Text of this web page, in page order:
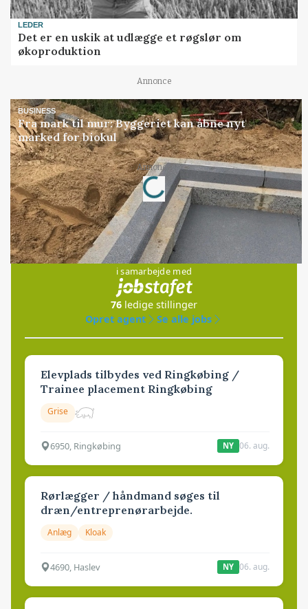
LEDER
Det er en uskik at udlægge et røgslør om
økoproduktion
Annonce
BUSINESS
Fra mark til mur: Byggeriet kan åbne nyt
marked for biokul
Annonce
Loading...
Jobs
i samarbejde med
76 ledige stillinger
Opret agent
Se alle jobs
Elevplads tilbydes ved Ringkøbing /
Trainee placement Ringkøbing
Grise
6950, Ringkøbing NY 06. aug.
Rørlægger / håndmand søges til
dræn/entreprenørarbejde.
Anlæg Kloak
4690, Haslev NY 06. aug.